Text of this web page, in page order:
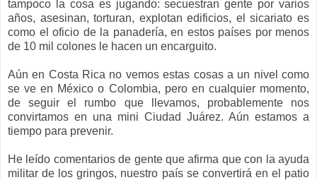
tampoco la cosa es jugando: secuestran gente por varios
años, asesinan, torturan, explotan edificios, el sicariato es
como el oficio de la panadería, en estos países por menos
de 10 mil colones le hacen un encarguito.
Aún en Costa Rica no vemos estas cosas a un nivel como
se ve en México o Colombia, pero en cualquier momento,
de seguir el rumbo que llevamos, probablemente nos
convirtamos en una mini Ciudad Juárez. Aún estamos a
tiempo para prevenir.
He leído comentarios de gente que afirma que con la ayuda
militar de los gringos, nuestro país se convertirá en el patio